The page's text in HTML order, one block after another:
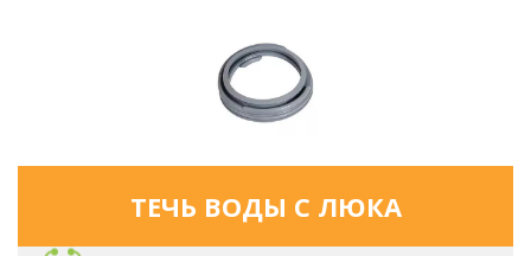
ТЕЧЬ ВОДЫ С ЛЮКА